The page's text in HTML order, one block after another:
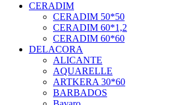
CERADIM
CERADIM 50*50
CERADIM 60*1,2
CERADIM 60*60
DELACORA
ALICANTE
AQUARELLE
ARTKERA 30*60
BARBADOS